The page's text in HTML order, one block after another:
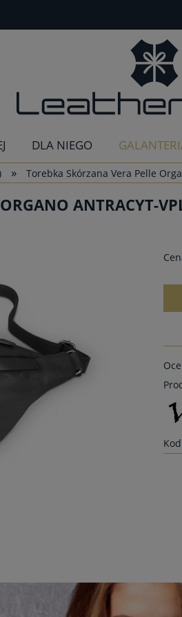
DLA NIEGO
» Torebka Skórzana Vera Pelle
ANTRACYT-